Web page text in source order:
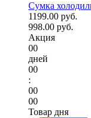
Сумка
1199.00 руб.
998.00 руб.
Акция
00
дней
00
:
00
00
Товар дня